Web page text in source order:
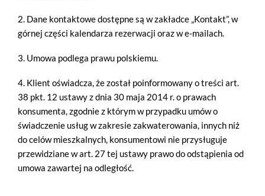
2. Dane kontaktowe dostępne są w zakładce „Kontakt”, w
górnej części kalendarza rezerwacji oraz w e-mailach.
3. Umowa podlega prawu polskiemu.
4. Klient oświadcza, że został poinformowany o treści art.
38 pkt. 12 ustawy z dnia 30 maja 2014 r. o prawach
konsumenta, zgodnie z którym w przypadku umów o
świadczenie usług w zakresie zakwaterowania, innych niż
do celów mieszkalnych, konsumentowi nie przysługuje
przewidziane w art. 27 tej ustawy prawo do odstąpienia od
umowa zawartej na odległość.